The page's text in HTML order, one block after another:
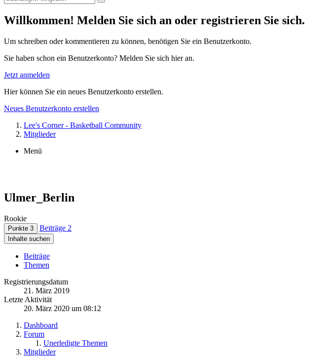
Willkommen! Melden Sie sich an oder registrieren Sie sich.
Um schreiben oder kommentieren zu können, benötigen Sie ein Benutzerkonto.
Sie haben schon ein Benutzerkonto? Melden Sie sich hier an.
Jetzt anmelden
Hier können Sie ein neues Benutzerkonto erstellen.
Neues Benutzerkonto erstellen
Lee's Corner - Basketball Community
Mitglieder
Menü
Ulmer_Berlin
Rookie
Punkte 3 Beiträge 2
Inhalte suchen
Beiträge
Themen
Registrierungsdatum
21. März 2019
Letzte Aktivität
20. März 2020 um 08:12
Dashboard
Forum
Unerledigte Themen
Mitglieder